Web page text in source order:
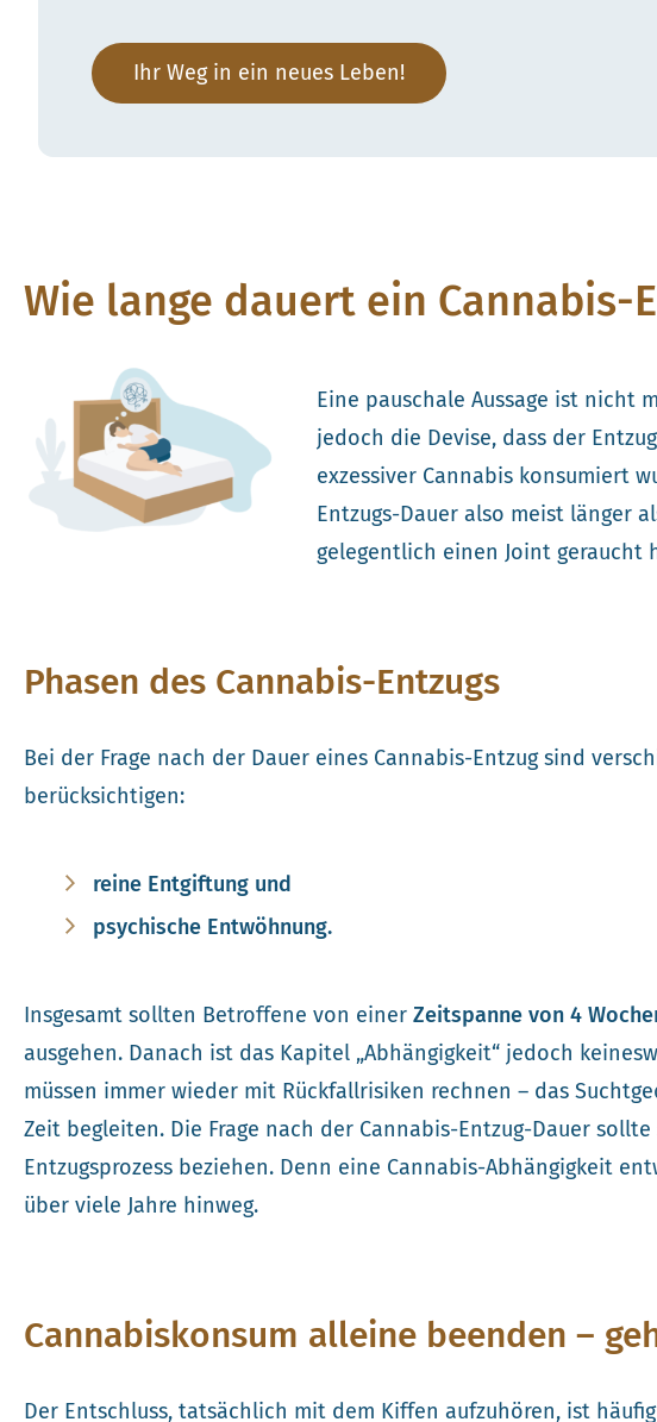
Ihr Weg in ein neues Leben!
Wie lange dauert ein Cannabis-
Eine pauschale Aussage ist nicht
jedoch die Devise, dass der
exzessiver Cannabis konsumiert
Entzugs-Dauer also meist länger
gelegentlich einen Joint geraucht
Phasen des Cannabis-Entzugs
Bei der Frage nach der Dauer eines Cannabis-Entzug sind
berücksichtigen:
reine Entgiftung und
psychische Entwöhnung.
Insgesamt sollten Betroffene von einer Zeitspanne von 4
ausgehen. Danach ist das Kapitel „Abhängigkeit“ jedoch
müssen immer wieder mit Rückfallrisiken rechnen – das
Zeit begleiten. Die Frage nach der Cannabis-Entzug-Dauer
Entzugsprozess beziehen. Denn eine Cannabis-Abhängigkeit
über viele Jahre hinweg.
Cannabiskonsum alleine beenden –
Der Entschluss, tatsächlich mit dem Kiffen aufzuhören, ist